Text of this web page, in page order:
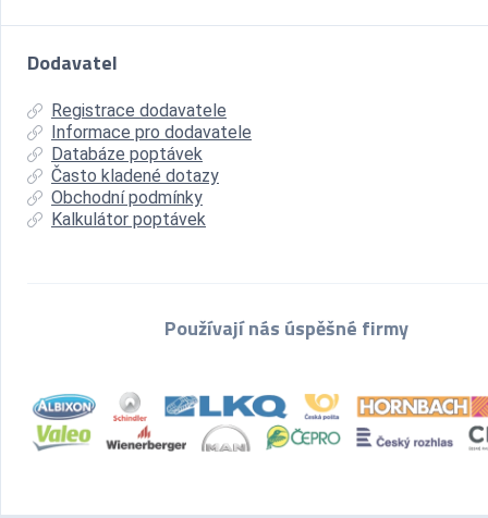
Dodavatel
Registrace dodavatele
Informace pro dodavatele
Databáze poptávek
Často kladené dotazy
Obchodní podmínky
Kalkulátor poptávek
Používají nás úspěšné firmy